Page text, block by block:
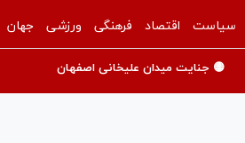
سیاست اقتصاد فرهنگی ورزشی جهان
🟡 جنایت میدان علیخانی اصفهان